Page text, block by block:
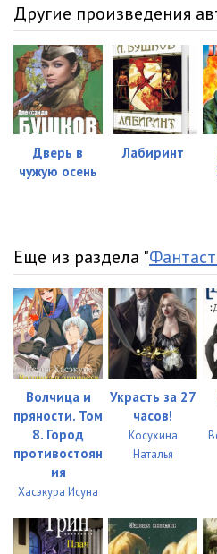
32
33
34
35
37
38
39
40
41
42
45
Другие произведения
Дверь в
чужую осень
Лабиринт
Еще из раздела "
Волчица и
пряности. Том
8. Город
противостоян
ия
Хасэкура Исуна
Украсть за 27
часов!
Косухина
Наталья